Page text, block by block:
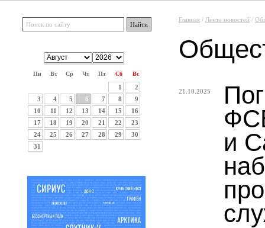
Пн Вт Ср Чт Пт Сб Вс
1
2
3
4 5 6 7 8
9
10
11 12 13 14 15
16
17
18 19 20 21 22
23
24
25 26 27 28 29
30
31
Главная / Лента новостей /
21.10.2025
и